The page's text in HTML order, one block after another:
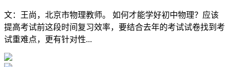
文：王尚，北京市物理教师。 如何才能学好初中物理？应该
提高考试前这段时间复习效率，要结合去年的考试试卷找到考
试重难点，更有针对性...